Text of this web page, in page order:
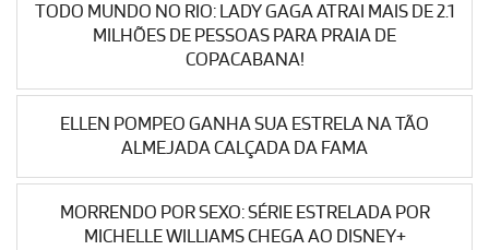
TODO MUNDO NO RIO: LADY GAGA ATRAI MAIS DE 2.1
MILHÕES DE PESSOAS PARA PRAIA DE
COPACABANA!
ELLEN POMPEO GANHA SUA ESTRELA NA TÃO
ALMEJADA CALÇADA DA FAMA
MORRENDO POR SEXO: SÉRIE ESTRELADA POR
MICHELLE WILLIAMS CHEGA AO DISNEY+